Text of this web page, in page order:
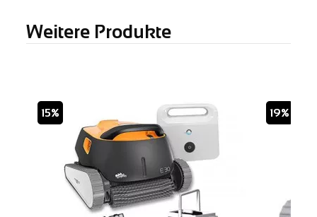
Weitere Produkte
15% 19%